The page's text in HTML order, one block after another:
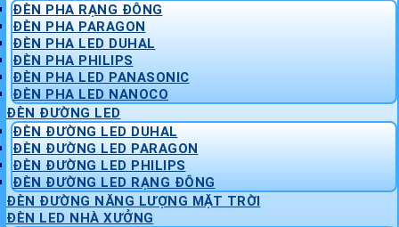
ĐÈN PHA RẠNG ĐÔNG
ĐÈN PHA PARAGON
ĐÈN PHA LED DUHAL
ĐÈN PHA PHILIPS
ĐÈN PHA LED PANASONIC
ĐÈN PHA LED NANOCO
ĐÈN ĐƯỜNG LED
ĐÈN ĐƯỜNG LED DUHAL
ĐÈN ĐƯỜNG LED PARAGON
ĐÈN ĐƯỜNG LED PHILIPS
ĐÈN ĐƯỜNG LED RẠNG ĐÔNG
ĐÈN ĐƯỜNG NĂNG LƯỢNG MẶT TRỜI
ĐÈN LED NHÀ XƯỞNG